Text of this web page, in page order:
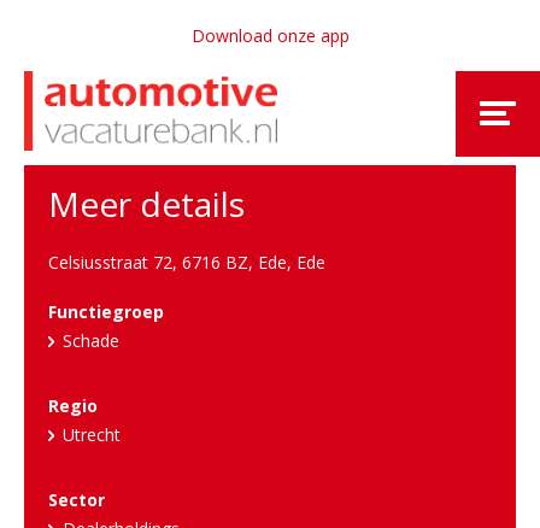
Download onze app
Meer details
Celsiusstraat 72, 6716 BZ, Ede, Ede
Functiegroep
Schade
Regio
Utrecht
Sector